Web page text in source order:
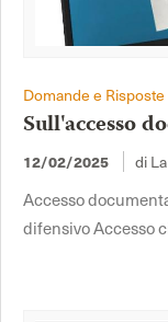
Domande e Risposte
Sull'accesso
12/02/2025 di
Accesso
difensivo Accesso